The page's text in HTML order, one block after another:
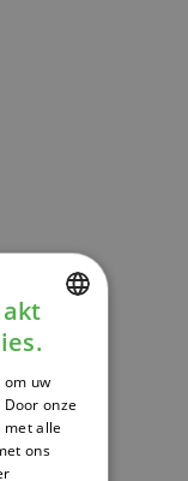
DUTCH
FRENCH
ENGLISH
om uw
onze
met alle
ons